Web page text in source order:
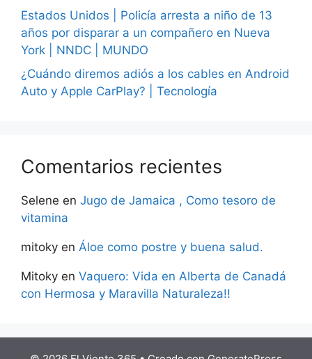
Estados Unidos | Policía arresta a niño de 13
años por disparar a un compañero en Nueva
York | NNDC | MUNDO
¿Cuándo diremos adiós a los cables en Android
Auto y Apple CarPlay? | Tecnología
Comentarios recientes
Selene en Jugo de Jamaica , Como tesoro de
vitamina
mitoky en Áloe como postre y buena salud.
Mitoky en Vaquero: Vida en Alberta de Canadá
con Hermosa y Maravilla Naturaleza!!